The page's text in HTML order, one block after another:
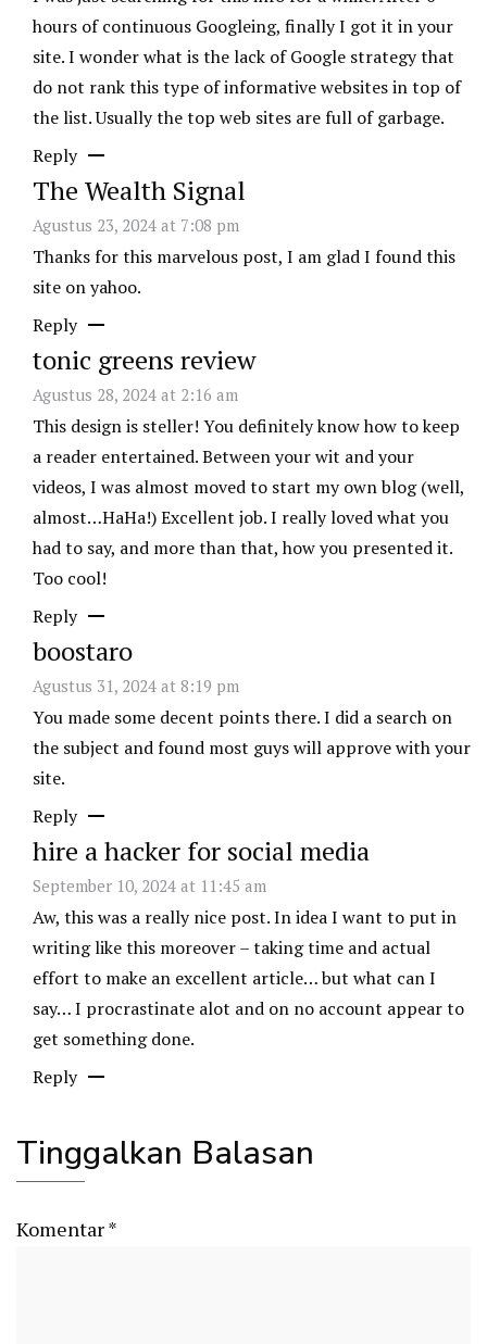
hours of continuous Googleing, finally I got it in your
site. I wonder what is the lack of Google strategy that
do not rank this type of informative websites in top of
the list. Usually the top web sites are full of garbage.
Reply
The Wealth Signal
Agustus 23, 2024 at 7:08 pm
Thanks for this marvelous post, I am glad I found this
site on yahoo.
Reply
tonic greens review
Agustus 28, 2024 at 2:16 am
This design is steller! You definitely know how to keep
a reader entertained. Between your wit and your
videos, I was almost moved to start my own blog (well,
almost…HaHa!) Excellent job. I really loved what you
had to say, and more than that, how you presented it.
Too cool!
Reply
boostaro
Agustus 31, 2024 at 8:19 pm
You made some decent points there. I did a search on
the subject and found most guys will approve with your
site.
Reply
hire a hacker for social media
September 10, 2024 at 11:45 am
Aw, this was a really nice post. In idea I want to put in
writing like this moreover – taking time and actual
effort to make an excellent article… but what can I
say… I procrastinate alot and on no account appear to
get something done.
Reply
Tinggalkan Balasan
Komentar*